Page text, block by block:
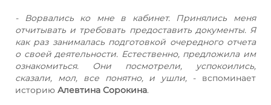
- Ворвались ко мне в кабинет. Принялись меня
отчитывать и требовать предоставить документы. Я
как раз занималась подготовкой очередного отчета
о своей деятельности. Естественно, предложила им
ознакомиться. Они посмотрели, успокоились,
сказали, мол, все понятно, и ушли, - вспоминает
историю Алевтина Сорокина.